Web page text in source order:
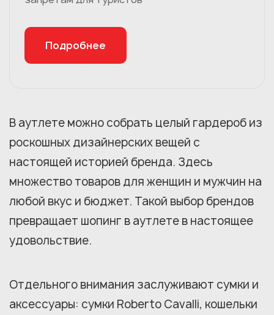
Подробнее
В аутлете можно собрать целый гардероб из
роскошных дизайнерских вещей с
настоящей историей бренда. Здесь
множество товаров для женщин и мужчин на
любой вкус и бюджет. Такой выбор брендов
превращает шопинг в аутлете в настоящее
удовольствие.
Отдельного внимания заслуживают сумки и
аксессуары: сумки Roberto Cavalli, кошельки